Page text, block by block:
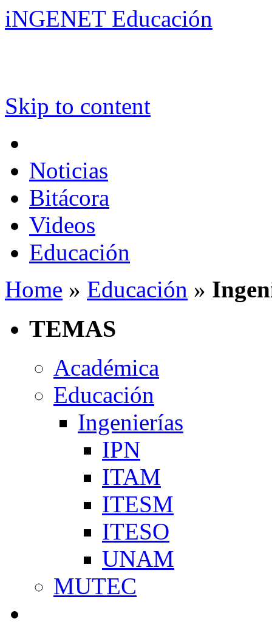
iNGENET Educación
Skip to content
Noticias
Bitácora
Videos
Educación
Home » Educación »
TEMAS
Académica
Educación
Ingenierías
IPN
ITAM
ITESM
ITESO
UNAM
MUTEC